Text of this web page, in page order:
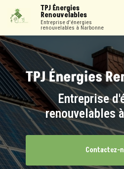
contenu
TPJ Énergies
Renouvelables
Entreprise d'énergies
renouvelables à Narbonne
Entreprise
renouvelables
Contactez-